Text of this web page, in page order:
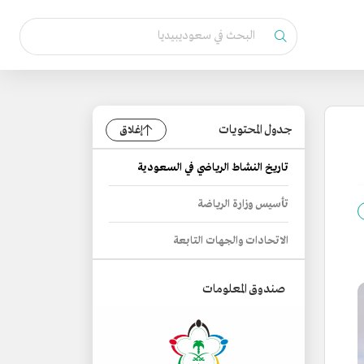
جدول المحتويات إغلاق
تاريخ النشاط الرياضي في السعودية
تأسيس وزارة الرياضة
الاتحادات والجهات التابعة
صندوق المعلومات